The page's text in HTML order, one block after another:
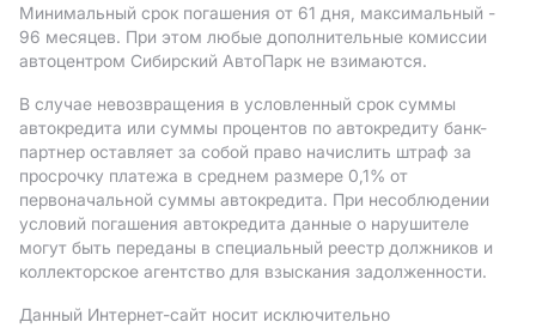
Минимальный срок погашения от 61 дня, максимальный -
96 месяцев. При этом любые дополнительные комиссии
автоцентром Сибирский АвтоПарк не взимаются.
В случае невозвращения в условленный срок суммы
автокредита или суммы процентов по автокредиту банк-
партнер оставляет за собой право начислить штраф за
просрочку платежа в среднем размере 0,1% от
первоначальной суммы автокредита. При несоблюдении
условий погашения автокредита данные о нарушителе
могут быть переданы в специальный реестр должников и
коллекторское агентство для взыскания задолженности.
Данный Интернет-сайт носит исключительно